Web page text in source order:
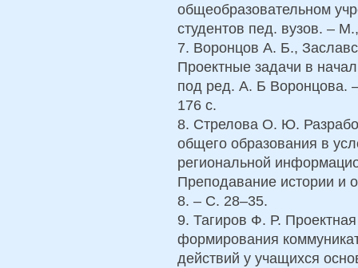
общеобразовательном
студентов пед. вузов. –
7. Воронцов А. Б.,
Проектные задачи в
под ред. А. Б Воронцова.
176 с.
8. Стрелова О. Ю.
общего образования в
региональной
Преподавание истории и
8. – С. 28–35.
9. Тагиров Ф. Р.
формирования
действий у учащихся